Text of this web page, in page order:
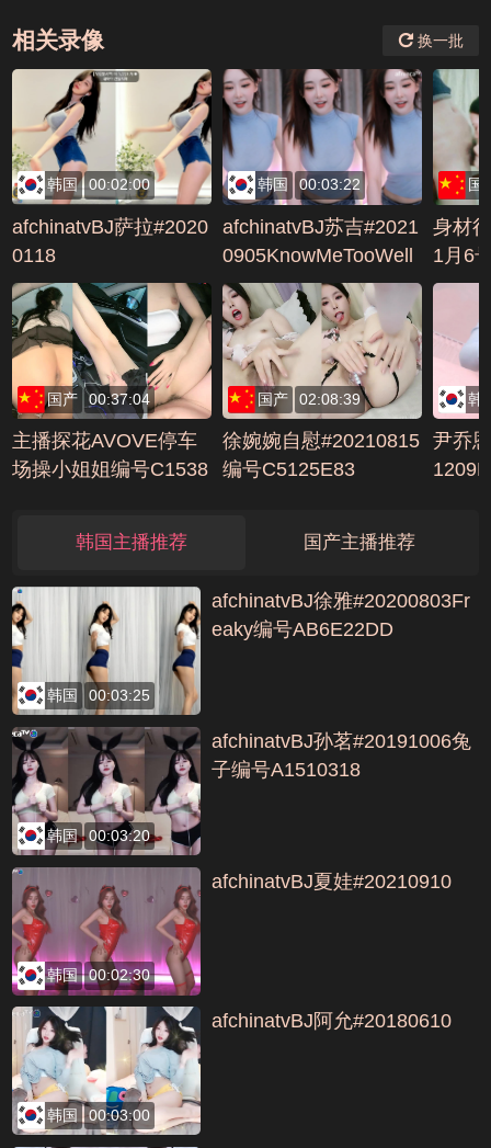
相关录像 换一批
韩国 00:02:00
afchinatvBJ萨拉#2020
0118
韩国 00:03:22
afchinatvBJ苏吉#2021
0905KnowMeTooWell
编号57059E82
国
身材
1月6
F063F
国产 00:37:04
主播探花AVOVE停车
场操小姐姐编号C1538
国产 02:08:39
徐婉婉自慰#20210815
编号C5125E83
韩
尹乔
韩国主播推荐 国产主播推荐
韩国 00:03:25
afchinatvBJ徐雅#20200803Fr
eaky编号AB6E22DD
韩国 00:03:20
afchinatvBJ孙茗#20191006兔
子编号A1510318
韩国 00:02:30
afchinatvBJ夏娃#20210910
韩国 00:03:00
afchinatvBJ阿允#20180610